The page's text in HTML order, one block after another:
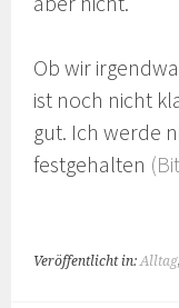
Ob wir
ist noch nicht
gut. Ich werde
festgehalten
Veröffentlicht in:Alltag,